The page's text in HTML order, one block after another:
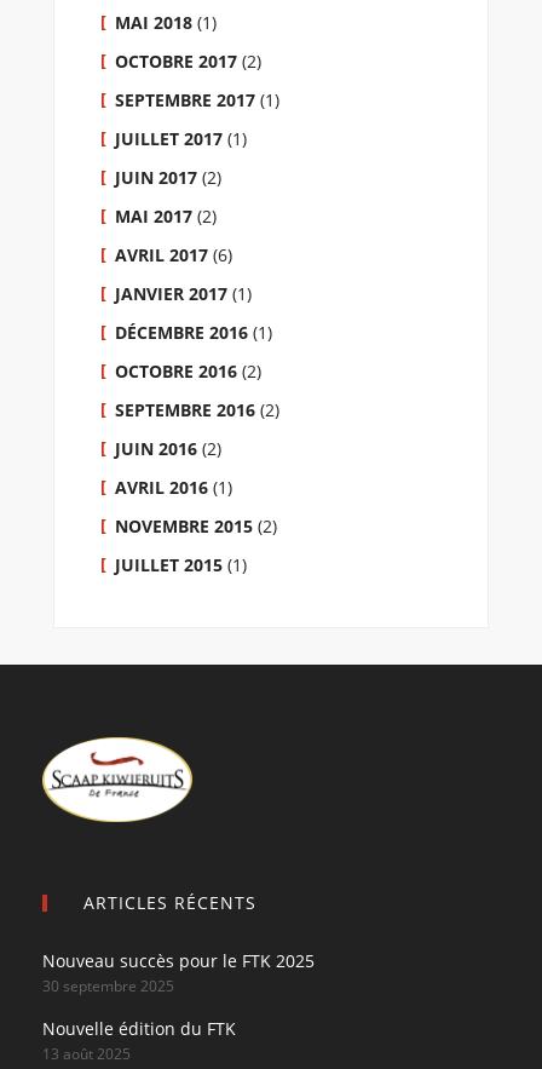
MAI 2018 (1)
OCTOBRE 2017 (2)
SEPTEMBRE 2017 (1)
JUILLET 2017 (1)
JUIN 2017 (2)
MAI 2017 (2)
AVRIL 2017 (6)
JANVIER 2017 (1)
DÉCEMBRE 2016 (1)
OCTOBRE 2016 (2)
SEPTEMBRE 2016 (2)
JUIN 2016 (2)
AVRIL 2016 (1)
NOVEMBRE 2015 (2)
JUILLET 2015 (1)
ARTICLES RÉCENTS
Nouveau succès pour le FTK 2025
30 septembre 2025
Nouvelle édition du FTK
13 août 2025